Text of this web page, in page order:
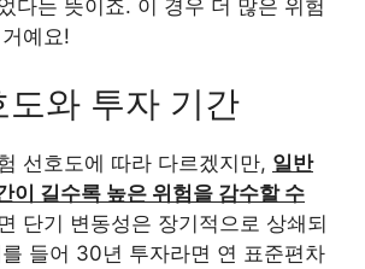
다는 뜻이죠. 이 경우 더 많은 위험
예요!
도와 투자 기간
선호도에 따라 다르겠지만, 일반
이 길수록 높은 위험을 감수할 수
단기 변동성은 장기적으로 상쇄되
들어 30년 투자라면 연 표준편차